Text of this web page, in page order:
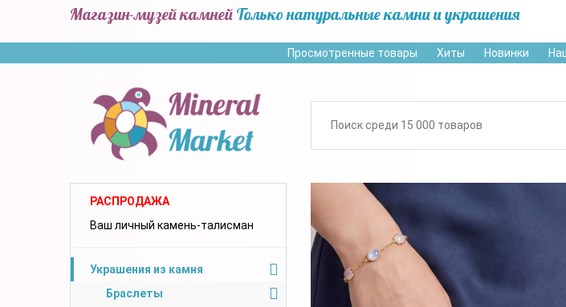
Магазин-музей камней Только натуральные камни и украшения
Просмотренные товары Хиты Новинки
РАСПРОДАЖА
Ваш личный камень-талисман
Украшения из камня
Браслеты